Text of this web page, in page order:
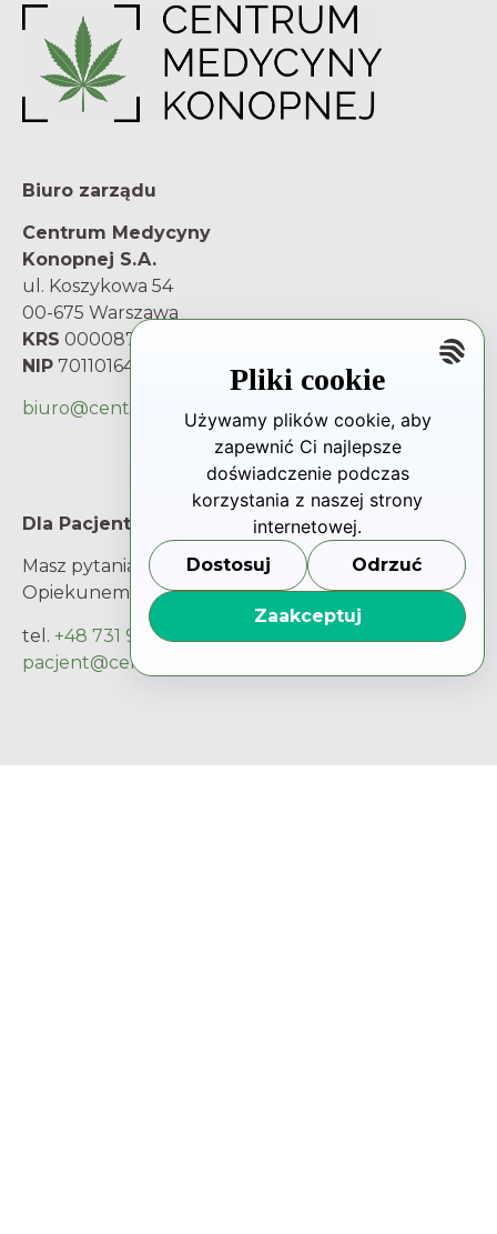
Biuro zarządu
Centrum Medycyny
Konopnej S.A.
ul. Koszykowa 54
00-675 Warszawa
KRS 0000877729
NIP 7011016480
biuro@centrum-mk.pl
Dla Pacjenta
Masz pytania i wątpliwości? Porozmawiaj z
Opiekunem Pacjenta.
tel. +48 731 93 66 66
pacjent@centrum-mk.pl
Pliki cookie
Używamy plików cookie, aby
zapewnić Ci najlepsze
doświadczenie podczas
korzystania z naszej strony
internetowej.
Dostosuj Odrzuć
Zaakceptuj